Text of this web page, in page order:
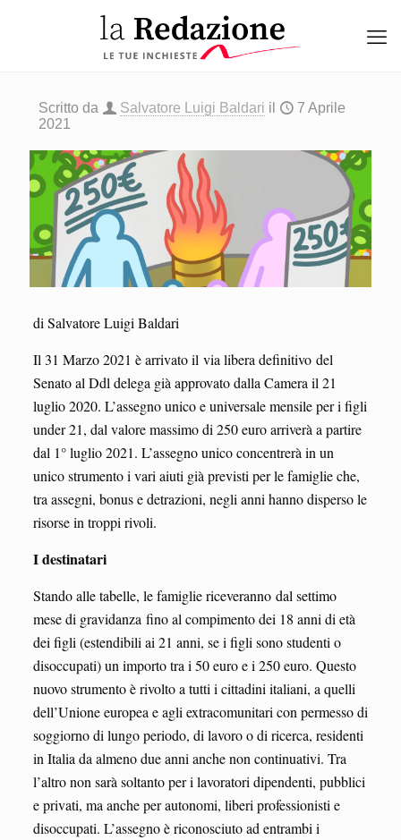
Scritto da Salvatore Luigi Baldari il
7 Aprile
2021
di Salvatore Luigi Baldari
Il 31 Marzo 2021 è arrivato il via libera definitivo del
Senato al Ddl delega già approvato dalla Camera il 21
luglio 2020. L’assegno unico e universale mensile per i figli
under 21, dal valore massimo di 250 euro arriverà a partire
dal 1° luglio 2021. L’assegno unico concentrerà in un
unico strumento i vari aiuti già previsti per le famiglie che,
tra assegni, bonus e detrazioni, negli anni hanno disperso le
risorse in troppi rivoli.
I destinatari
Stando alle tabelle, le famiglie riceveranno dal settimo
mese di gravidanza fino al compimento dei 18 anni di età
dei figli (estendibili ai 21 anni, se i figli sono studenti o
disoccupati) un importo tra i 50 euro e i 250 euro. Questo
nuovo strumento è rivolto a tutti i cittadini italiani, a quelli
dell’Unione europea e agli extracomunitari con permesso di
soggiorno di lungo periodo, di lavoro o di ricerca, residenti
in Italia da almeno due anni anche non continuativi. Tra
l’altro non sarà soltanto per i lavoratori dipendenti, pubblici
e privati, ma anche per autonomi, liberi professionisti e
disoccupati. L’assegno è riconosciuto ad entrambi i